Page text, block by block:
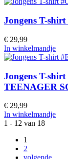
Jongens T-
€ 29,99
In winkelmandje
Jongens T-
TEENAGER
€ 29,99
In winkelmandje
1 - 12 van 18
1
2